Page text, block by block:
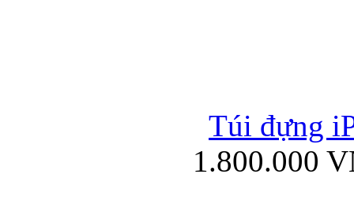
Túi xách da
Túi đựng
1.800.000